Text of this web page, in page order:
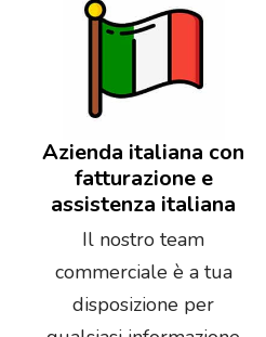
Azienda italiana con
fatturazione e
assistenza italiana
Il nostro team
commerciale è a tua
disposizione per